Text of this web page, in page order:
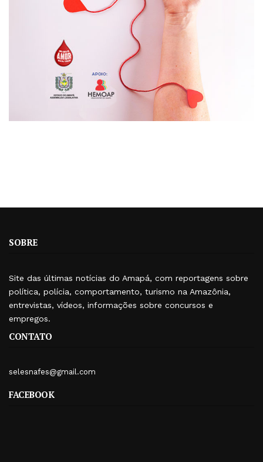
SOBRE
Site das últimas notícias do Amapá, com reportagens sobre
política, polícia, comportamento, turismo na Amazônia,
entrevistas, vídeos, informações sobre concursos e
empregos.
CONTATO
selesnafes@gmail.com
FACEBOOK